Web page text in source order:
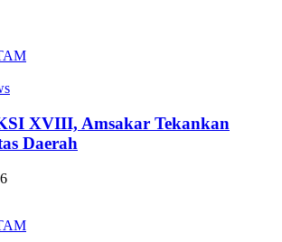
XVIII, Amsakar Tekankan
Daerah